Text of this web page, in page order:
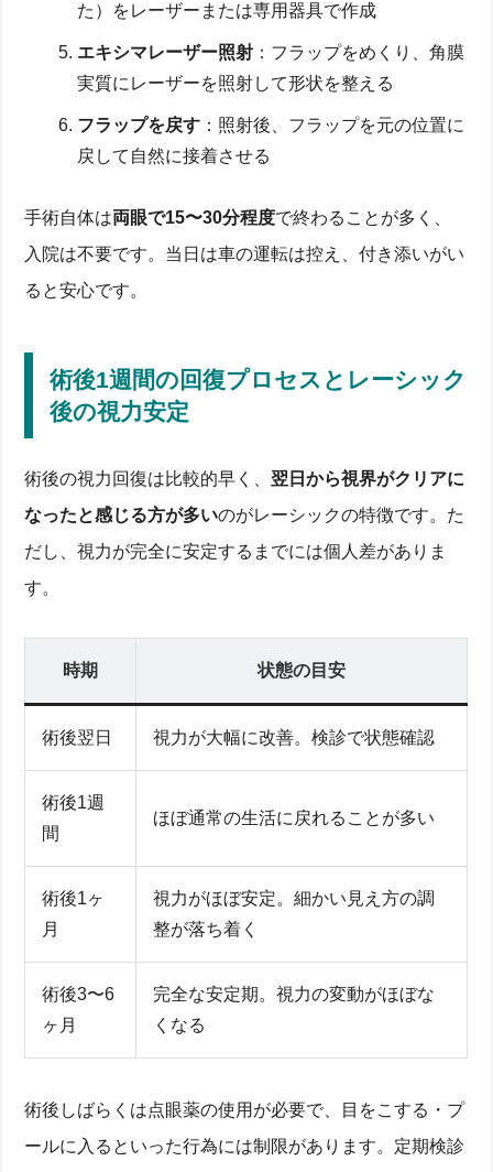
た）をレーザーまたは専用器具で作成
エキシマレーザー照射 ：フラップをめくり、角膜
実質にレーザーを照射して形状を整える
フラップを戻す ：照射後、フラップを元の位置に
戻して自然に接着させる
手術自体は両眼で15〜30分程度で終わることが多く、
入院は不要です。当日は車の運転は控え、付き添いがい
ると安心です。
術後1週間の回復プロセスとレーシック
後の視力安定
術後の視力回復は比較的早く、翌日から視界がクリアに
なったと感じる方が多いのがレーシックの特徴です。た
だし、視力が完全に安定するまでには個人差がありま
す。
時期 状態の目安
術後翌日 視力が大幅に改善。検診で状態確認
術後1週
間
ほぼ通常の生活に戻れることが多い
術後1ヶ
月
視力がほぼ安定。細かい見え方の調
整が落ち着く
術後3〜6
ヶ月
完全な安定期。視力の変動がほぼな
くなる
術後しばらくは点眼薬の使用が必要で、目をこする・プ
ールに入るといった行為には制限があります。定期検診